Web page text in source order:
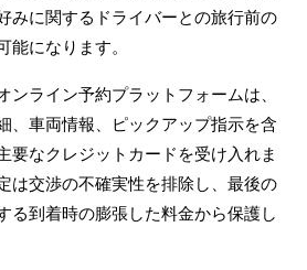
みに関するドライバーとの旅行前の
になります。
ンライン予約プラットフォームは、
、車両情報、ピックアップ指示を含
要なクレジットカードを受け入れま
は交渉の不確実性を排除し、最後の
る到着時の膨張した料金から保護し